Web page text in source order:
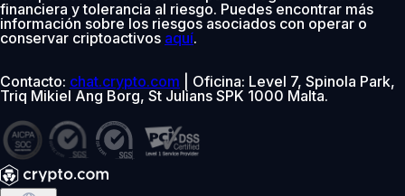
financiera y tolerancia al riesgo. Puedes encontrar más
información sobre los riesgos asociados con operar o
conservar criptoactivos aquí.
Contacto: chat.crypto.com | Oficina: Level 7, Spinola Park,
Triq Mikiel Ang Borg, St Julians SPK 1000 Malta.